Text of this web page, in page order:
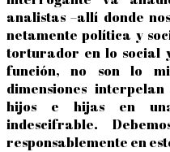
analistas –allí donde
netamente política y
torturador en lo social
función, no son lo
dimensiones
hijos e hijas en
indescifrable.
responsablemente en